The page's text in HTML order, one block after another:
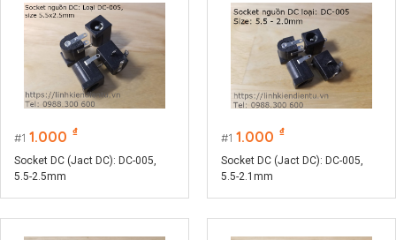
1 1.000 ₫
Socket DC (Jact DC): DC-005,
5.5-2.5mm
1 1.000 ₫
Socket DC (Jact DC): DC-005,
5.5-2.1mm